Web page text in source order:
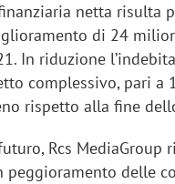
netta risulta
di 24
In riduzione
complessivo, pari a
rispetto alla fine
Rcs MediaGroup
peggioramento delle